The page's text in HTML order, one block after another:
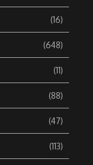
(16)
(648)
(11)
(88)
(47)
(113)